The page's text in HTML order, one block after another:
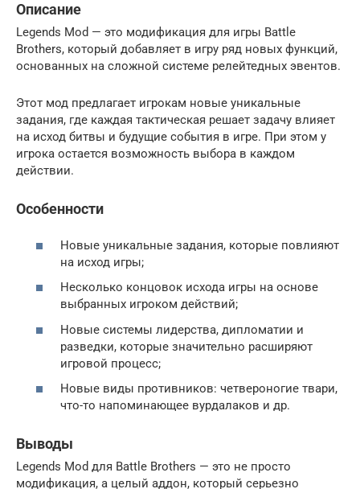
Описание
Legends Mod — это модификация для игры Battle
Brothers, который добавляет в игру ряд новых функций,
основанных на сложной системе релейтедных эвентов.
Этот мод предлагает игрокам новые уникальные
задания, где каждая тактическая решает задачу влияет
на исход битвы и будущие события в игре. При этом у
игрока остается возможность выбора в каждом
действии.
Особенности
Новые уникальные задания, которые повлияют
на исход игры;
Несколько концовок исхода игры на основе
выбранных игроком действий;
Новые системы лидерства, дипломатии и
разведки, которые значительно расширяют
игровой процесс;
Новые виды противников: четвероногие твари,
что-то напоминающее вурдалаков и др.
Выводы
Legends Mod для Battle Brothers — это не просто
модификация, а целый аддон, который серьезно